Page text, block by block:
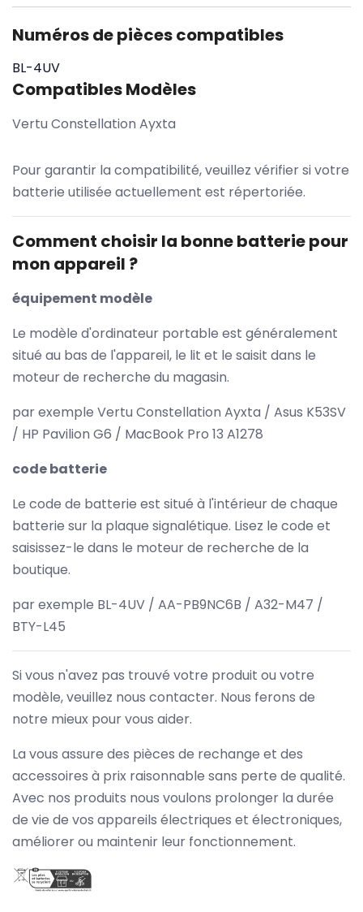
Numéros de pièces compatibles
BL-4UV
Compatibles Modèles
Vertu Constellation Ayxta
Pour garantir la compatibilité, veuillez vérifier si votre
batterie utilisée actuellement est répertoriée.
Comment choisir la bonne batterie pour
mon appareil ?
équipement modèle
Le modèle d'ordinateur portable est généralement
situé au bas de l'appareil, le lit et le saisit dans le
moteur de recherche du magasin.
par exemple Vertu Constellation Ayxta / Asus K53SV
/ HP Pavilion G6 / MacBook Pro 13 A1278
code batterie
Le code de batterie est situé à l'intérieur de chaque
batterie sur la plaque signalétique. Lisez le code et
saisissez-le dans le moteur de recherche de la
boutique.
par exemple BL-4UV / AA-PB9NC6B / A32-M47 /
BTY-L45
Si vous n'avez pas trouvé votre produit ou votre
modèle, veuillez nous contacter. Nous ferons de
notre mieux pour vous aider.
La vous assure des pièces de rechange et des
accessoires à prix raisonnable sans perte de qualité.
Avec nos produits nous voulons prolonger la durée
de vie de vos appareils électriques et électroniques,
améliorer ou maintenir leur fonctionnement.